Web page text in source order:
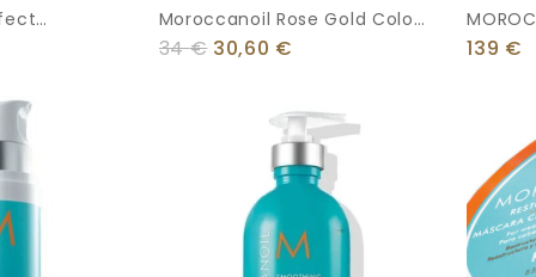
Moroccanoil Rose Gold Color
Depositing Mask 200ml
34€ 30,60 €
STYLE
139 €